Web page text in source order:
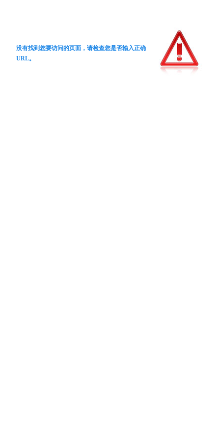
没有找到您要访问的页面，请检查您是否输入正确
URL。